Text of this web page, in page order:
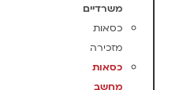
משרדיים
כסאות
מזכירה
כסאות
מחשב